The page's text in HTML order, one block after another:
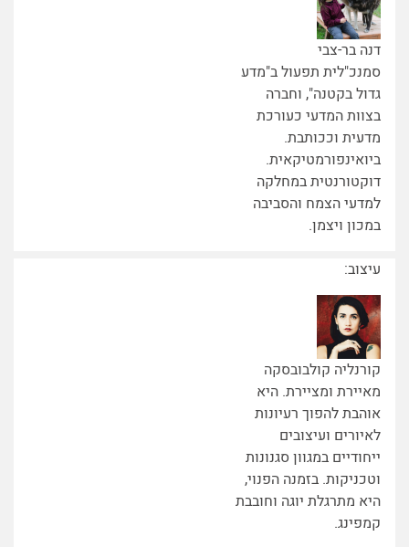
דנה בר-צבי
סמנכ"לית תפעול ב"מדע
גדול בקטנה", וחברה
בצוות המדעי כעורכת
מדעית וככותבת.
ביואינפורמטיקאית.
דוקטורנטית במחלקה
למדעי הצמח והסביבה
במכון ויצמן.
עיצוב:
קורנליה קולבובסקה
מאיירת ומציירת. היא
אוהבת להפוך רעיונות
לאיורים ועיצובים
ייחודיים במגוון סגנונות
וטכניקות. בזמנה הפנוי,
היא מתרגלת יוגה וחובבת
קמפינג.